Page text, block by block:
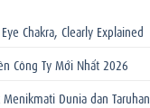
Chakra, Clearly Explained
Công Ty Mới Nhất 2026
Dunia dan Taruhan